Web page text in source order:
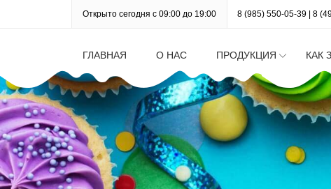
Открыто сегодня с 09:00 до 19:00 8 (985) 550-05-39 8
ГЛАВНАЯ О НАС ПРОДУКЦИЯ КАК